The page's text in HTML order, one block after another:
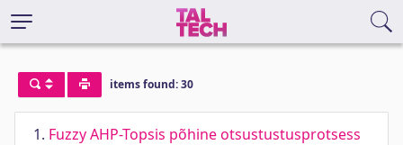
items found: 30
1. Fuzzy AHP-Topsis põhine otsustustusprotsess